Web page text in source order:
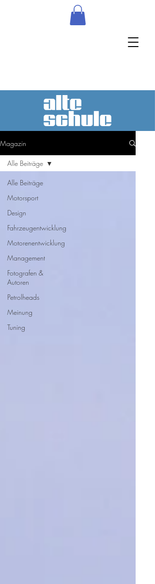
Magazin
Alle Beiträge
Motorsport
Design
Fahrzeugentwicklung
Motorenentwicklung
Management
Fotografen &
Autoren
Petrolheads
Meinung
Tuning
Alle Beiträge